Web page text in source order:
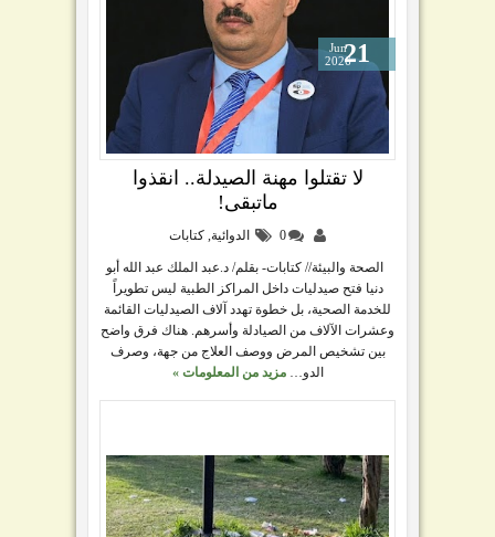
لا تقتلوا مهنة الصيدلة.. انقذوا
ماتبقى!
0 الدوائية كتابات
الصحة والبيئة// كتابات- بقلم/ د.عبد الملك عبد الله أبو
دنيا فتح صيدليات داخل المراكز الطبية ليس تطويراً
للخدمة الصحية، بل خطوة تهدد آلاف الصيدليات القائمة
وعشرات الآلاف من الصيادلة وأسرهم. هناك فرق واضح
بين تشخيص المرض ووصف العلاج من جهة، وصرف
الدو…
مزيد من المعلومات »
21
Jun
2026